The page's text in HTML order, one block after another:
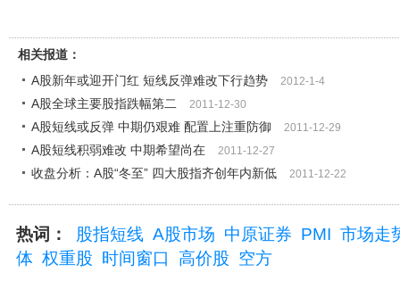
相关报道：
A股新年或迎开门红 短线反弹难改下行趋势
2012-1-4
A股全球主要股指跌幅第二 2011-12-30
A股短线或反弹 中期仍艰难 配置上注重防御 2011-12-29
A股短线积弱难改 中期希望尚在 2011-12-27
收盘分析：A股“冬至” 四大股指齐创年内新低 2011-12-22
热词： 股指短线 A股市场 中原证券 PMI 市场走
体 权重股 时间窗口 高价股 空方